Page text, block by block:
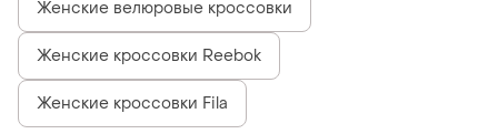
Женские велюровые кроссовки
Женские кроссовки Reebok
Женские кроссовки Fila